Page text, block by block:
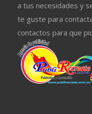
a tus necesidades y
te guste para
contactos para que